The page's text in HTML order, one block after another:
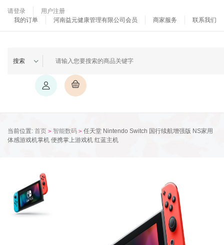
请登录
用户注册
我的订单
河南益元健康管理有限公司会员 商家服务 联系我们
当前位置: 首页 > 智能数码 > 任天堂 Nintendo Switch 国行续航增强版 NS家用
体感游戏机掌机 便携掌上游戏机 红蓝主机